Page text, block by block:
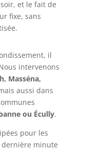
et le fait de
fixe, sans
il
intervenons
Masséna,
aussi dans
ou Écully.
pour les
minute